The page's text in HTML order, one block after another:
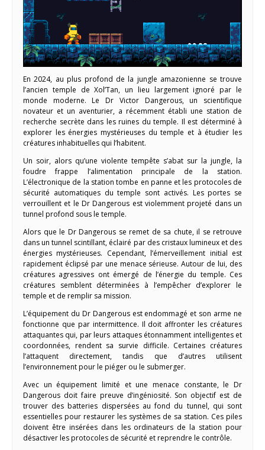
En 2024, au plus profond de la jungle amazonienne se trouve
l’ancien temple de Xol’Tan, un lieu largement ignoré par le
monde moderne. Le Dr Victor Dangerous, un scientifique
novateur et un aventurier, a récemment établi une station de
recherche secrète dans les ruines du temple. Il est déterminé à
explorer les énergies mystérieuses du temple et à étudier les
créatures inhabituelles qui l’habitent.
Un soir, alors qu’une violente tempête s’abat sur la jungle, la
foudre frappe l’alimentation principale de la station.
L’électronique de la station tombe en panne et les protocoles de
sécurité automatiques du temple sont activés. Les portes se
verrouillent et le Dr Dangerous est violemment projeté dans un
tunnel profond sous le temple.
Alors que le Dr Dangerous se remet de sa chute, il se retrouve
dans un tunnel scintillant, éclairé par des cristaux lumineux et des
énergies mystérieuses. Cependant, l’émerveillement initial est
rapidement éclipsé par une menace sérieuse. Autour de lui, des
créatures agressives ont émergé de l’énergie du temple. Ces
créatures semblent déterminées à l’empêcher d’explorer le
temple et de remplir sa mission.
L’équipement du Dr Dangerous est endommagé et son arme ne
fonctionne que par intermittence. Il doit affronter les créatures
attaquantes qui, par leurs attaques étonnamment intelligentes et
coordonnées, rendent sa survie difficile. Certaines créatures
l’attaquent directement, tandis que d’autres utilisent
l’environnement pour le piéger ou le submerger.
Avec un équipement limité et une menace constante, le Dr
Dangerous doit faire preuve d’ingéniosité. Son objectif est de
trouver des batteries dispersées au fond du tunnel, qui sont
essentielles pour restaurer les systèmes de sa station. Ces piles
doivent être insérées dans les ordinateurs de la station pour
désactiver les protocoles de sécurité et reprendre le contrôle.